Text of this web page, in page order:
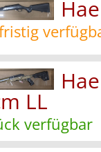
LL
verfügbar